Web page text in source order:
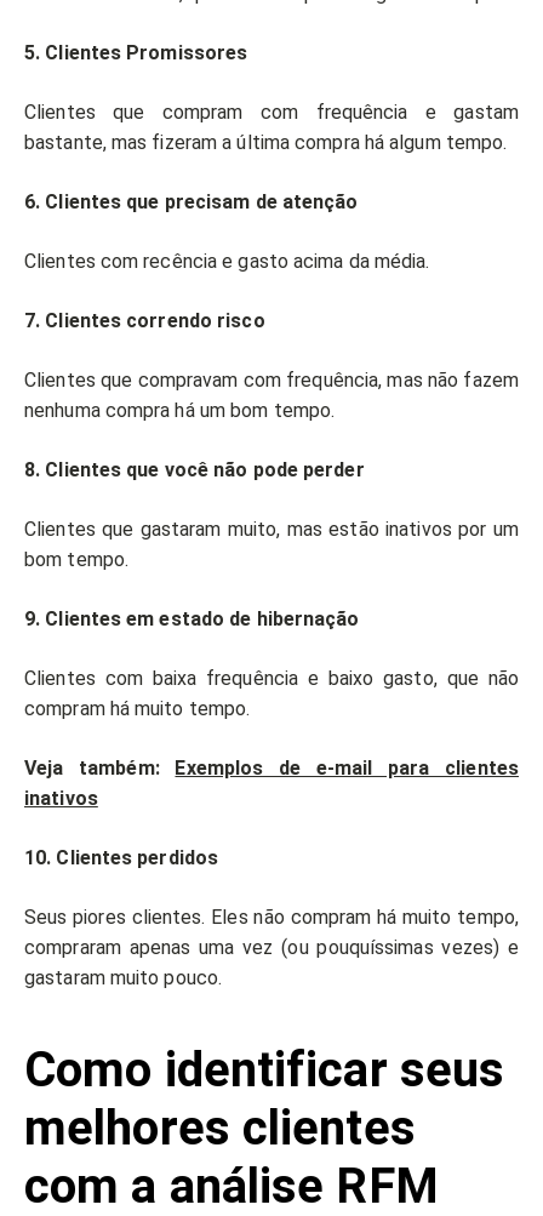
5. Clientes Promissores
Clientes que compram com frequência e gastam
bastante, mas fizeram a última compra há algum tempo.
6. Clientes que precisam de atenção
Clientes com recência e gasto acima da média.
7. Clientes correndo risco
Clientes que compravam com frequência, mas não fazem
nenhuma compra há um bom tempo.
8. Clientes que você não pode perder
Clientes que gastaram muito, mas estão inativos por um
bom tempo.
9. Clientes em estado de hibernação
Clientes com baixa frequência e baixo gasto, que não
compram há muito tempo.
Veja também: Exemplos de e-mail para clientes
inativos
10. Clientes perdidos
Seus piores clientes. Eles não compram há muito tempo,
compraram apenas uma vez (ou pouquíssimas vezes) e
gastaram muito pouco.
Como identificar seus
melhores clientes
com a análise RFM